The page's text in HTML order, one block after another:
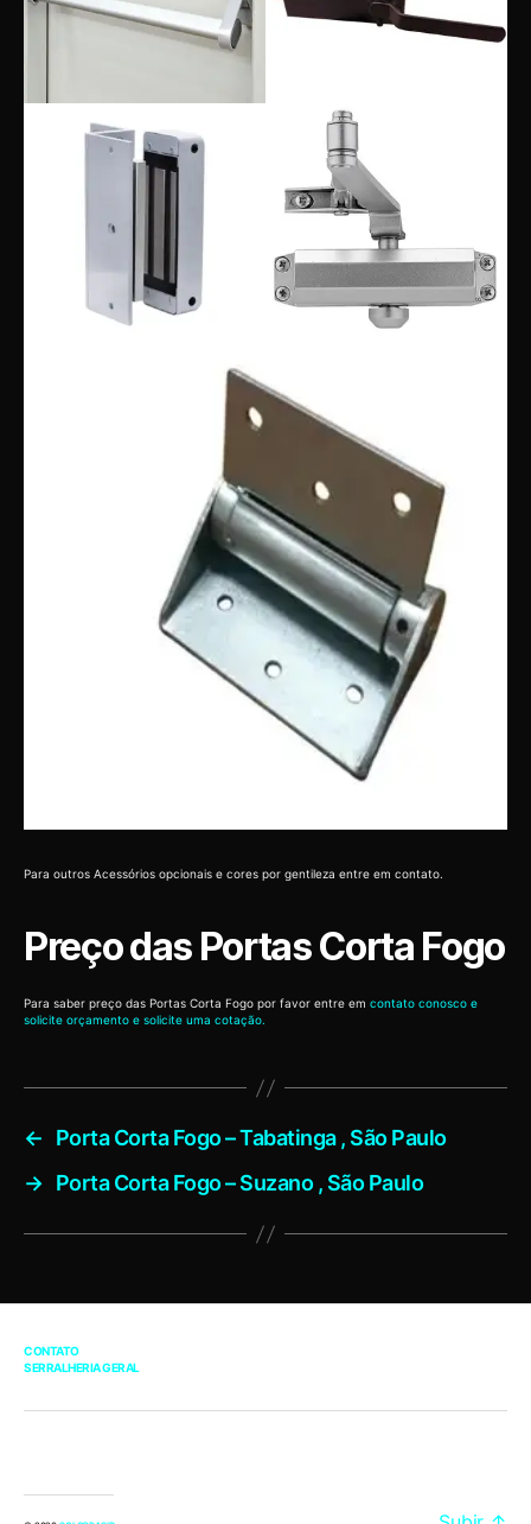
Para outros Acessórios opcionais e cores por gentileza entre em contato.
Preço das Portas Corta Fogo
Para saber preço das Portas Corta Fogo por favor entre em contato conosco e
solicite orçamento e solicite uma cotação.
←
Porta Corta Fogo – Tabatinga , São Paulo
→ Porta Corta Fogo – Suzano , São Paulo
CONTATO
SERRALHERIA GERAL